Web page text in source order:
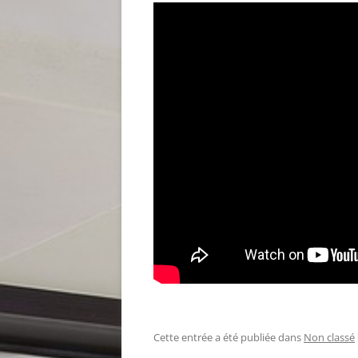
Cette entrée a été publiée dans Non classé